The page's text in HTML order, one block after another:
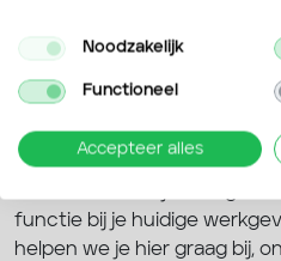
Groei door naar
functie
Wil je graag een overstap
functie bij je huidige
helpen we je hier graag bij,
Noodzakelijk
Functioneel
Accepteer alles